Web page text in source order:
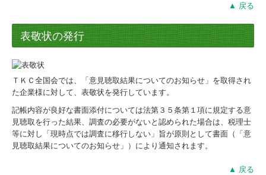
▲ 戻る
表敬状の発行
ＴＫＣ全国会では、「意見聴取結果についてのお知らせ」を取得され
た企業様に対して、表敬状を発行しています。
記帳内容が良好な書面添付については法第３５条第１項に規定する意
見聴取を行った結果、調査の必要がないと認められた場合は、税理士
等に対し「現時点では調査に移行しない」旨が原則として書面（「意
見聴取結果についてのお知らせ」）により通知されます。
▲ 戻る